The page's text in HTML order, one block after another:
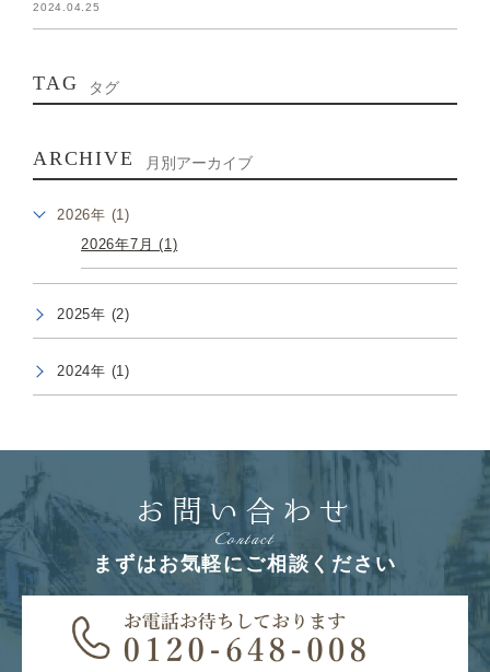
2024.04.25
TAG タグ
ARCHIVE 月別アーカイブ
2026年 (1)
2026年7月 (1)
2025年 (2)
2024年 (1)
お問い合わせ
Contact
まずはお気軽にご相談ください